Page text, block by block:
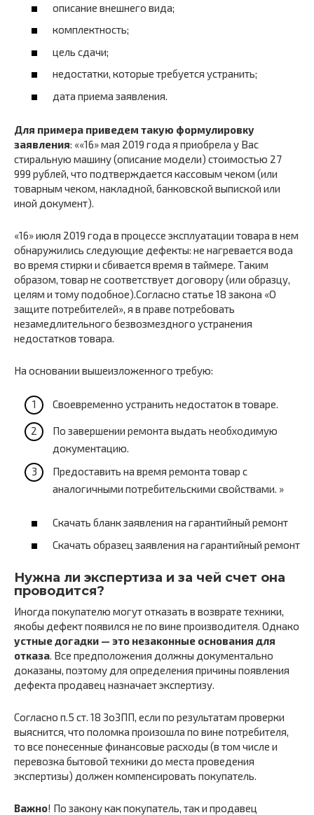
описание внешнего вида;
комплектность;
цель сдачи;
недостатки, которые требуется устранить;
дата приема заявления.
Для примера приведем такую формулировку
заявления: ««16» мая 2019 года я приобрела у Вас
стиральную машину (описание модели) стоимостью 27
999 рублей, что подтверждается кассовым чеком (или
товарным чеком, накладной, банковской выпиской или
иной документ).
«16» июля 2019 года в процессе эксплуатации товара в нем
обнаружились следующие дефекты: не нагревается вода
во время стирки и сбивается время в таймере. Таким
образом, товар не соответствует договору (или образцу,
целям и тому подобное).Согласно статье 18 закона «О
защите потребителей», я в праве потребовать
незамедлительного безвозмездного устранения
недостатков товара.
На основании вышеизложенного требую:
Своевременно устранить недостаток в товаре.
По завершении ремонта выдать необходимую
документацию.
Предоставить на время ремонта товар с
аналогичными потребительскими свойствами. »
Скачать бланк заявления на гарантийный ремонт
Скачать образец заявления на гарантийный ремонт
Нужна ли экспертиза и за чей счет она
проводится?
Иногда покупателю могут отказать в возврате техники,
якобы дефект появился не по вине производителя. Однако
устные догадки — это незаконные основания для
отказа. Все предположения должны документально
доказаны, поэтому для определения причины появления
дефекта продавец назначает экспертизу.
Согласно п.5 ст. 18 ЗоЗПП, если по результатам проверки
выяснится, что поломка произошла по вине потребителя,
то все понесенные финансовые расходы (в том числе и
перевозка бытовой техники до места проведения
экспертизы) должен компенсировать покупатель.
Важно! По закону как покупатель, так и продавец